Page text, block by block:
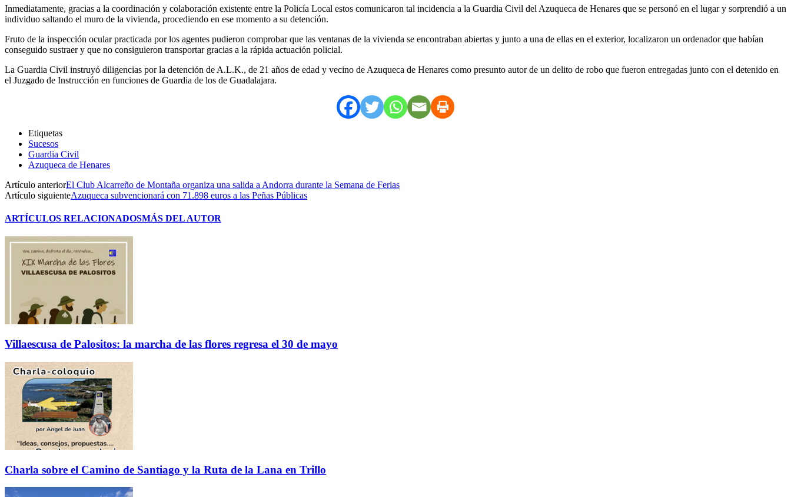
Inmediatamente, gracias a la coordinación y colaboración existente entre la Policía Local estos comunicaron tal incidencia a la Guardia Civil del Azuqueca de Henares que se personó en el lugar y sorprendió a un
individuo saltando el muro de la vivienda, procediendo en ese momento a su detención.
Fruto de la inspección ocular practicada por los agentes pudieron comprobar que las ventanas de la vivienda se encontraban abiertas y junto a una de ellas en el exterior, localizaron un ordenador que habían
conseguido sustraer y que no consiguieron transportar gracias a la rápida actuación policial.
La Guardia Civil instruyó diligencias por la detención de A.L.K., de 21 años de edad y vecino de Azuqueca de Henares como presunto autor de un delito de robo que fueron entregadas junto con el detenido en
el Juzgado de Instrucción en funciones de Guardia de los de Guadalajara.
Etiquetas
Sucesos
Guardia Civil
Azuqueca de Henares
Artículo anteriorEl Club Alcarreño de Montaña organiza una salida a Andorra durante la Semana de Ferias
Artículo siguienteAzuqueca subvencionará con 71.898 euros a las Peñas Públicas
ARTÍCULOS RELACIONADOSMÁS DEL AUTOR
Villaescusa de Palositos: la marcha de las flores regresa el 30 de mayo
Charla sobre el Camino de Santiago y la Ruta de la Lana en Trillo